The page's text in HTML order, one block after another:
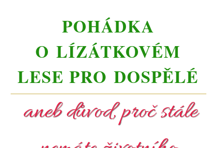
POHÁDKA
O LÍZÁTKOVÉM
LESE PRO DOSPĚLÉ
aneb důvod, proč stále